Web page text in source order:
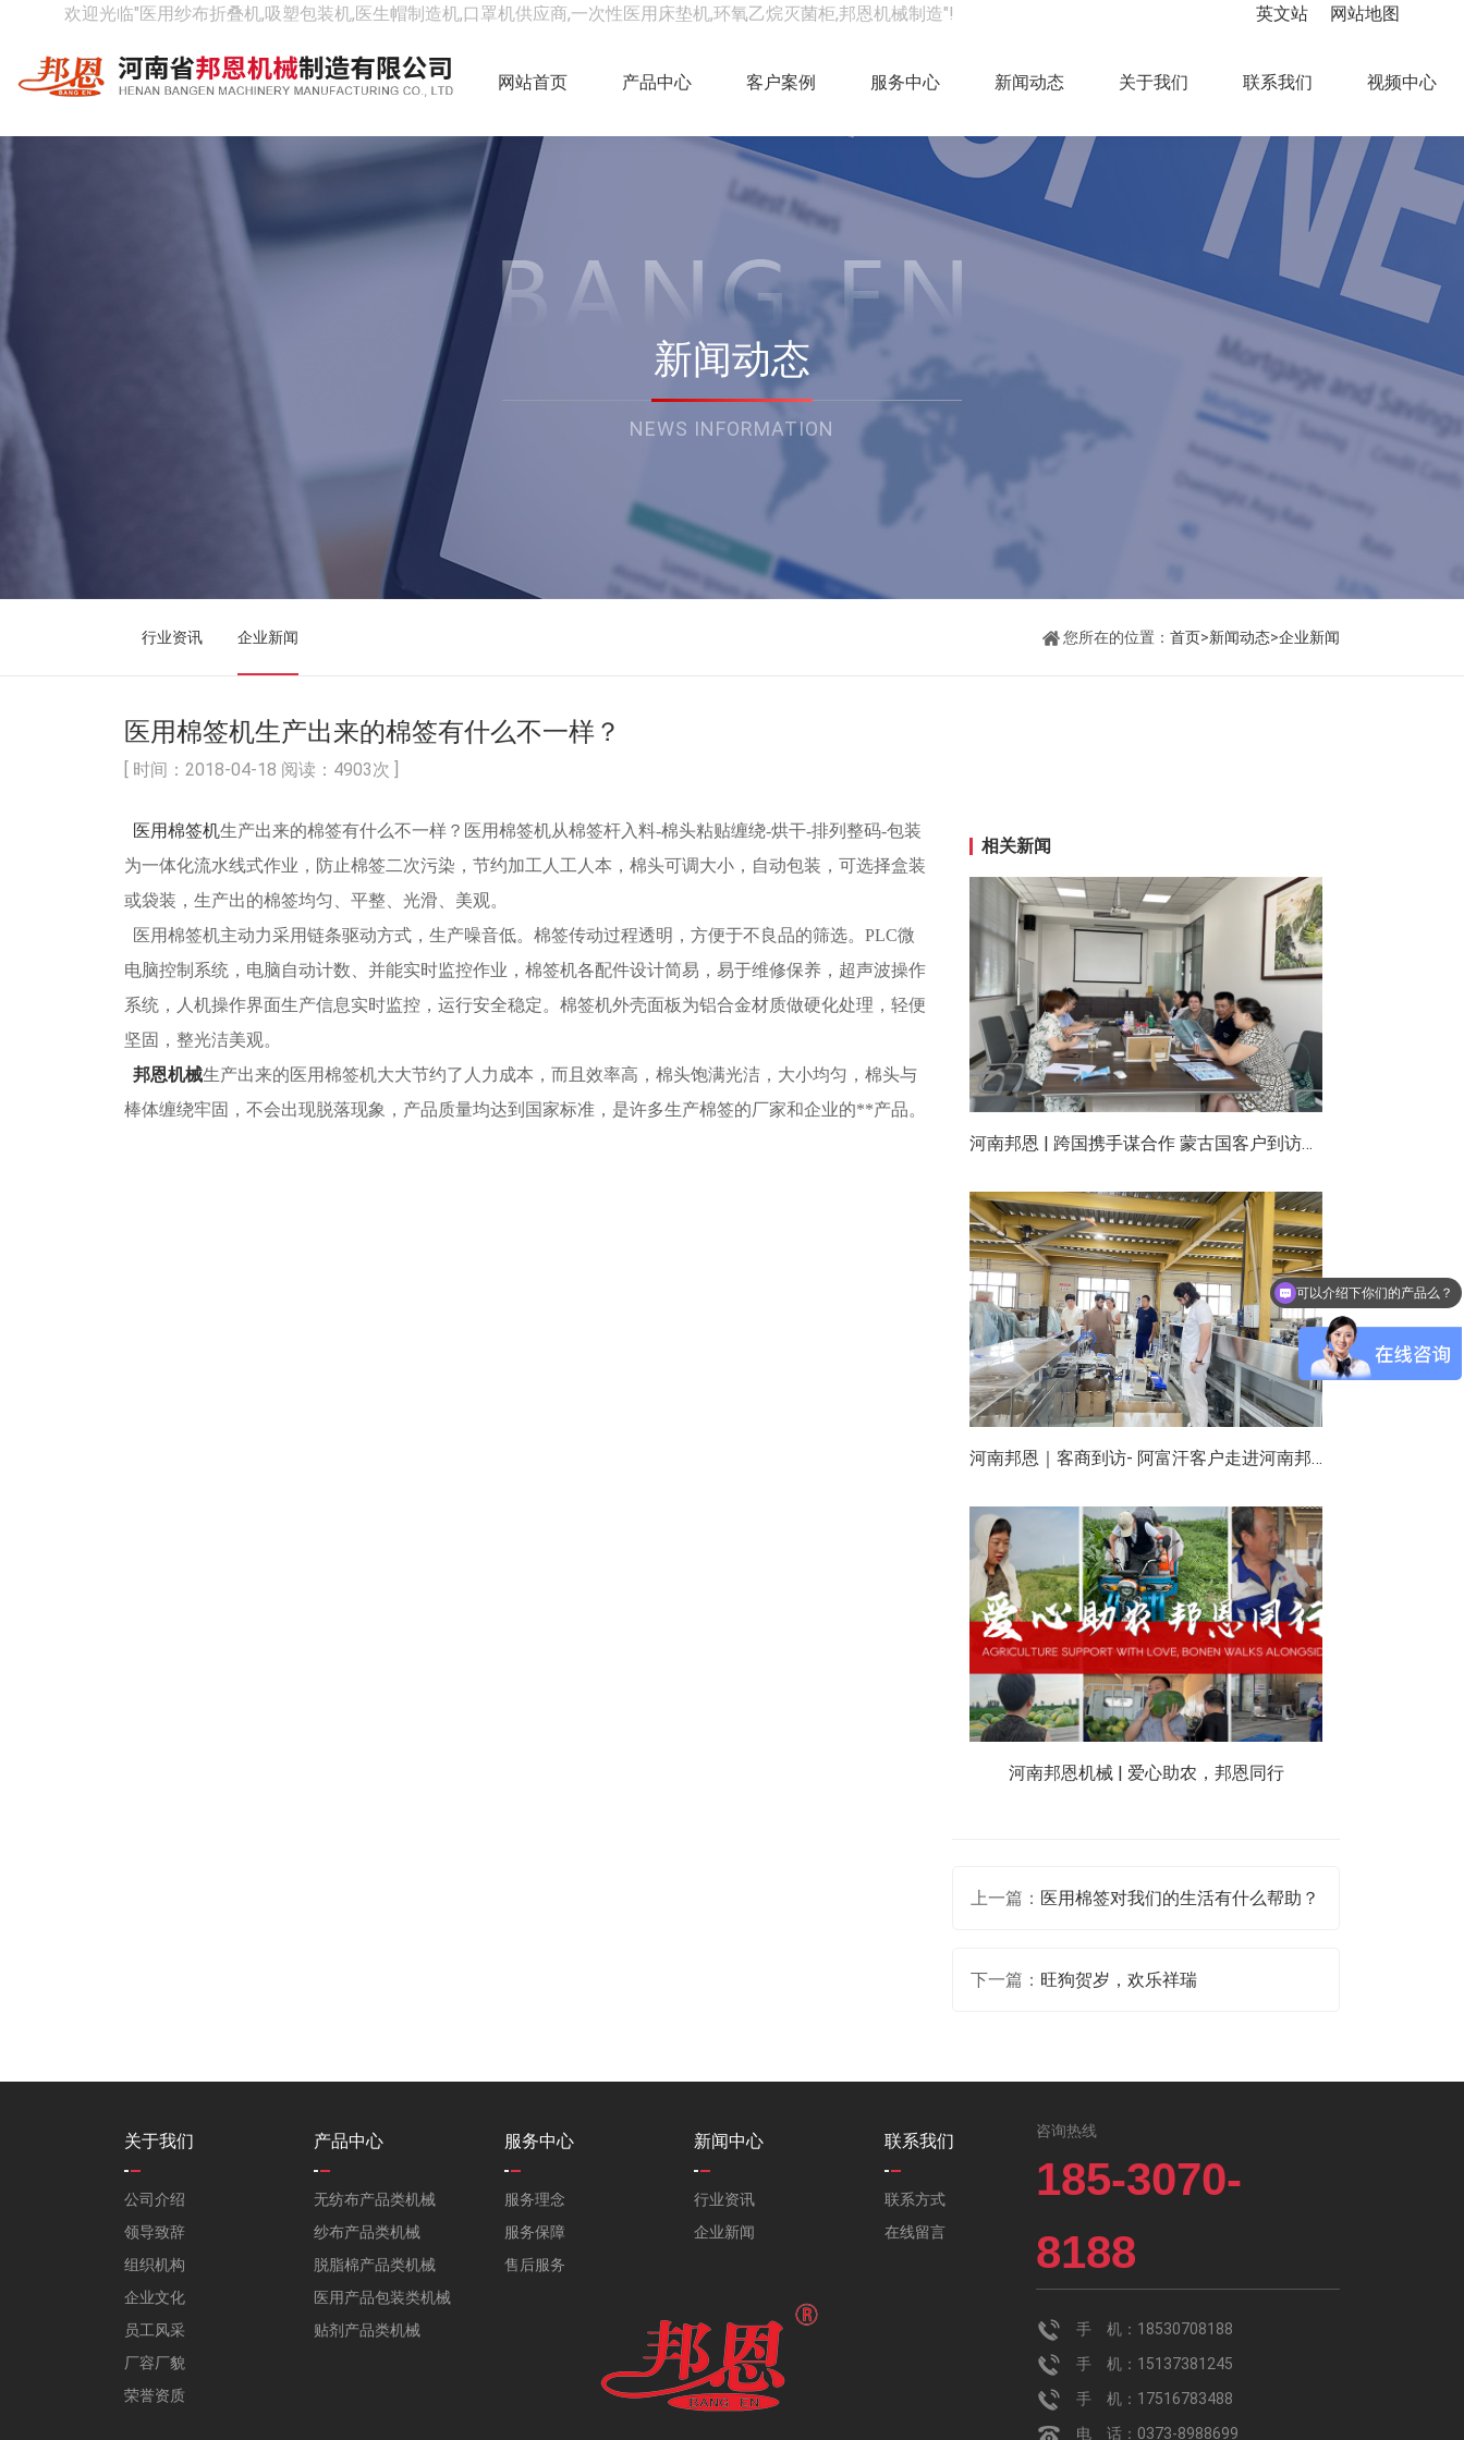
欢迎光临"医用纱布折叠机,吸塑包装机,医生帽制造机,口罩机供应商,一次性医用床垫机,环氧乙烷灭菌柜,邦恩机械制造"! 网站地图
英文站
网站首页 产品中心 客户案例 服务中心 新闻动态 关于我们 联系我们 视频中心
新闻动态
NEWS INFORMATION
行业资讯 企业新闻 您所在的位置： 首页>新闻动态>企业新闻
医用棉签机生产出来的棉签有什么不一样？
[ 时间：2018-04-18 阅读：4903次 ]
医用棉签机生产出来的棉签有什么不一样？医用棉签机从棉签杆入料-棉头粘贴缠绕-烘干-排列整码-包装
为一体化流水线式作业，防止棉签二次污染，节约加工人工人本，棉头可调大小，自动包装，可选择盒装
或袋装，生产出的棉签均匀、平整、光滑、美观。
医用棉签机主动力采用链条驱动方式，生产噪音低。棉签传动过程透明，方便于不良品的筛选。PLC微
电脑控制系统，电脑自动计数、并能实时监控作业，棉签机各配件设计简易，易于维修保养，超声波操作
系统，人机操作界面生产信息实时监控，运行安全稳定。棉签机外壳面板为铝合金材质做硬化处理，轻便
坚固，整光洁美观。
邦恩机械生产出来的医用棉签机大大节约了人力成本，而且效率高，棉头饱满光洁，大小均匀，棉头与
棒体缠绕牢固，不会出现脱落现象，产品质量均达到国家标准，是许多生产棉签的厂家和企业的**产品。
相关新闻
河南邦恩 | 跨国携手谋合作 蒙古国客户到访河南邦恩实地考察洽谈
河南邦恩｜客商到访- 阿富汗客户走进河南邦恩车间实地洽谈合作
河南邦恩机械 | 爱心助农，邦恩同行
上一篇： 医用棉签对我们的生活有什么帮助？
下一篇： 旺狗贺岁，欢乐祥瑞
关于我们
公司介绍
领导致辞
组织机构
企业文化
员工风采
厂容厂貌
荣誉资质
产品中心
无纺布产品类机械
纱布产品类机械
脱脂棉产品类机械
医用产品包装类机械
贴剂产品类机械
服务中心
服务理念
服务保障
售后服务
新闻中心
行业资讯
企业新闻
联系我们
联系方式
在线留言
咨询热线
185-3070-
8188
手 机：18530708188
手 机：15137381245
手 机：17516783488
电 话：0373-8988699
可以介绍下你们的产品么？